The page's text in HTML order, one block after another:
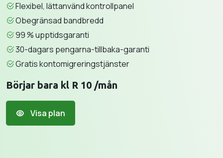
Flexibel, lättanvänd kontrollpanel
Obegränsad bandbredd
99 % upptidsgaranti
30-dagars pengarna-tillbaka-garanti
Gratis kontomigreringstjänster
Börjar bara kl R 10 /mån
Visa plan